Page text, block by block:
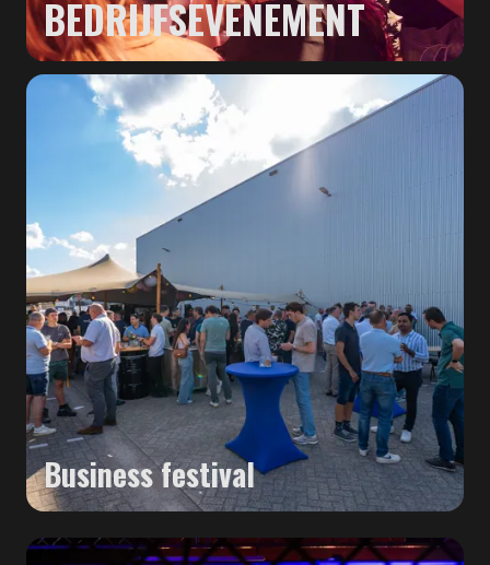
BEDRIJFSEVENEMENT
Business festival